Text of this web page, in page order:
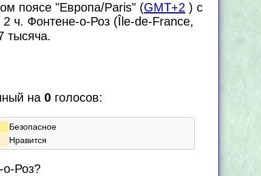
поясе "Европа/Paris" (GMT+2 ) с
2 ч. Фонтене-о-Роз (Île-de-France,
тысяча.
на0 голосов:
Безопасное
Нравится
о-Роз?